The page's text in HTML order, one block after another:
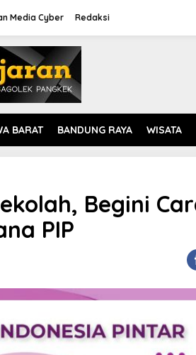
Media Cyber Redaksi
BARAT BANDUNG RAYA WISATA
Begini
PIP